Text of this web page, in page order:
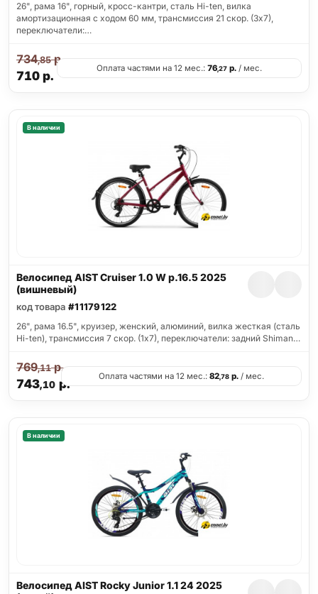
26", рама 16", горный, кросс-кантри, сталь Hi-ten, вилка
амортизационная с ходом 60 мм, трансмиссия 21 скор. (3х7),
переключатели:…
710р.
734,85р.
Оплата частями на 12 мес.: 76,27р./ мес.
В наличии
Велосипед AIST Cruiser 1.0 W р.16.5 2025
(вишневый)
код товара #11179122
26", рама 16.5", круизер, женский, алюминий, вилка жесткая (сталь
Hi-ten), трансмиссия 7 скор. (1х7), переключатели: задний Shiman…
743,10р.
769,11р.
Оплата частями на 12 мес.: 82,78 р. / мес.
В наличии
Велосипед AIST Rocky Junior 1.1 24 2025